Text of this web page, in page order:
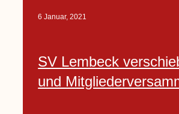
6 Januar, 2021
SV Lembeck
und